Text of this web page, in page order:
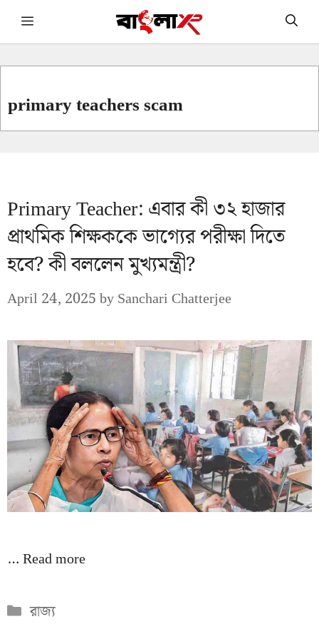
Skip Menu
primary teachers scam
Primary Teacher: এবার কী ৩২ হাজার
প্রাথমিক শিক্ষককে ভাগ্যের পরীক্ষা দিতে
হবে? কী বললেন মুখ্যমন্ত্রী?
April 24, 2025bySanchari Chatterjee
…Read more
Categories
রাজ্য